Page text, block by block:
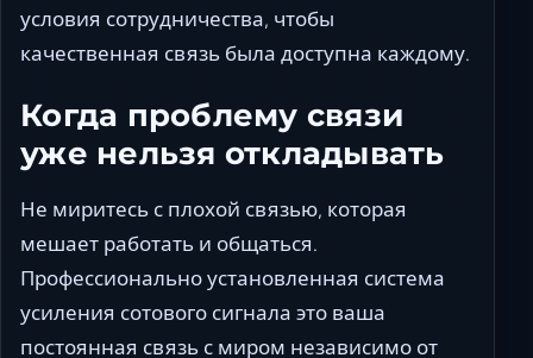
условия сотрудничества, чтобы
качественная связь была доступна каждому.
Когда проблему связи
уже нельзя откладывать
Не миритесь с плохой связью, которая
мешает работать и общаться.
Профессионально установленная система
усиления сотового сигнала это ваша
постоянная связь с миром независимо от